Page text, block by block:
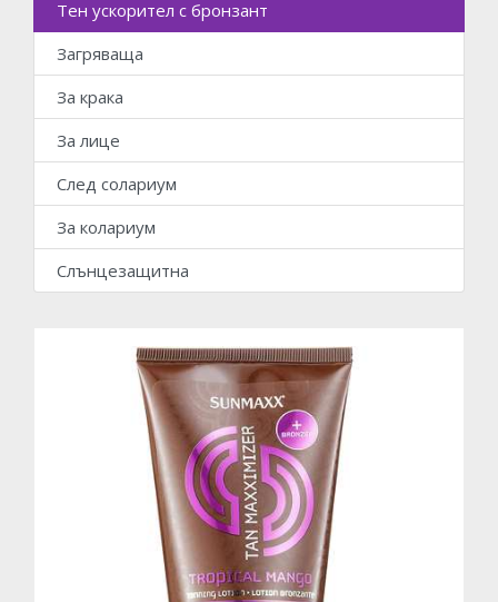
Тен ускорител с бронзант
Загряваща
За крака
За лице
След солариум
За колариум
Слънцезащитна